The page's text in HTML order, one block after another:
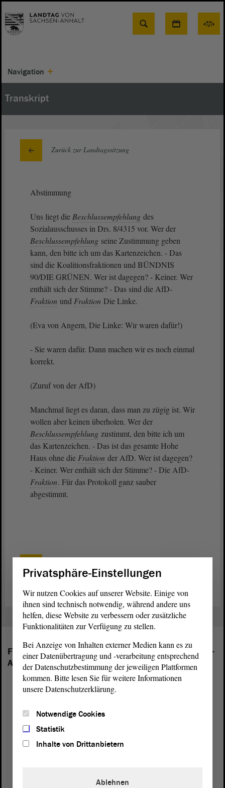
Suche
Navigation
Transkript
Zurück zur Landtagssitzung
Abstimmung
Uns liegt die Beschlussempfehlung des
Sozialausschusses in Drs. 8/4315 vor. Wer der
Beschlussempfehlung seine Zustimmung geben
kann, den bitte ich um das Kartenzeichen. - Das
sind die Koalitionsfraktionen und BÜNDNIS
90/DIE GRÜNEN. Wer ist dagegen? - Keiner. Wer
enthält sich der Stimme? - Das sind die AfD-
Fraktion und Fraktion Die Linke.
(Eva von Angern, Die Linke: Wir waren dafür!)
- Sie waren dafür. Dann machen wir es noch einmal
korrekt.
(Zuruf von der AfD)
Manchmal liegt es daran, dass man zu zügig ist. Wir
wollen aber keinen überholen. Wer der
Beschlussempfehlung zustimmt, den bitte ich um
das Kartenzeichen. - Das ist das gesamte Hohe
Haus ohne die Fraktion der AfD. Wer ist dagegen?
- Keiner. Wer enthält sich der Stimme? - Die AfD-
Fraktion. Für das Protokoll ganz sauber
abgestimmt.
Folgende Fraktionen sind im Landtag von Sachsen-
Anhalt vertreten:
Privatsphäre-Einstellungen
Wir nutzen Cookies auf unserer Website. Einige von
ihnen sind technisch notwendig, während andere uns
helfen, diese Website zu verbessern oder zusätzliche
Funktionalitäten zur Verfügung zu stellen.
Bei Anzeige von Inhalten externer Medien kann es zu
einer Datenübertragung und -verarbeitung entsprechend
der Datenschutzbestimmung der jeweiligen Plattformen
kommen. Bitte lesen Sie für weitere Informationen
unsere Datenschutzerklärung.
Notwendige Cookies
Statistik
Inhalte von Drittanbietern
Ablehnen